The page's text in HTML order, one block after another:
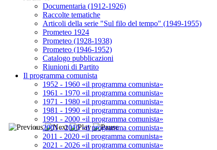
Documentaria (1912-1926)
Raccolte tematiche
Articoli della serie "Sul filo del tempo" (1949-1955)
Prometeo 1924
Prometeo (1928-1938)
Prometeo (1946-1952)
Catalogo pubblicazioni
Riunioni di Partito
Il programma comunista
1952 - 1960 «il programma comunista»
1961 - 1970 «il programma comunista»
1971 - 1980 «il programma comunista»
1981 - 1990 «il programma comunista»
1991 - 2000 «il programma comunista»
2001 - 2010 «il programma comunista»
2011 - 2020 «il programma comunista»
2021 - 2026 «il programma comunista»